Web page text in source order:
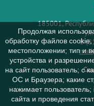
185001,
8
Продолжая
обработку файлов cookie,
местоположении; тип и
устройства и
на сайт пользователь; с
ОС и Браузера; какие
нажимает
сайта и проведения